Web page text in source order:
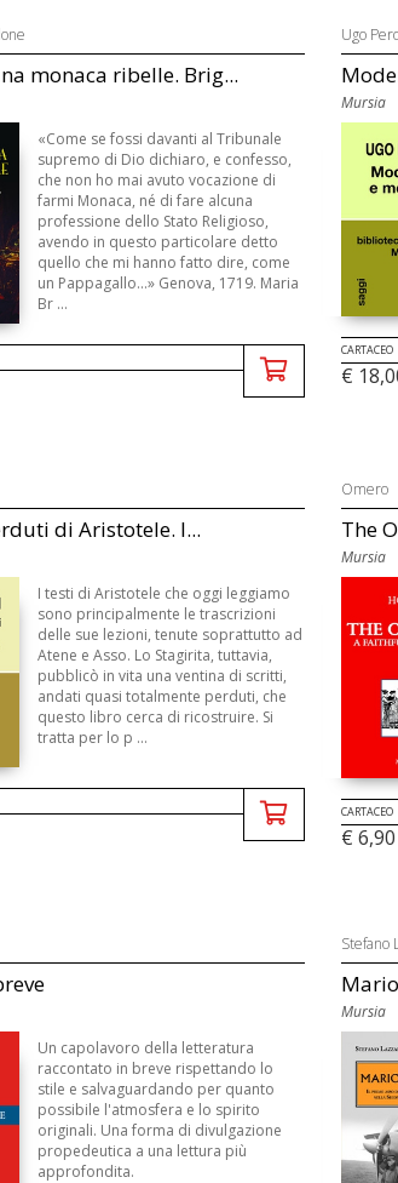
monaca ribelle. Brig...
«Come se fossi davanti al Tribunale
supremo di Dio dichiaro, e confesso,
che non ho mai avuto vocazione di
farmi Monaca, né di fare alcuna
professione dello Stato Religioso,
avendo in questo particolare detto
quello che mi hanno fatto dire, come
un Pappagallo...» Genova, 1719. Maria
Br ...
Ugo
Mursia
CARTACEO
€
di Aristotele. I...
I testi di Aristotele che oggi leggiamo
sono principalmente le trascrizioni
delle sue lezioni, tenute soprattutto ad
Atene e Asso. Lo Stagirita, tuttavia,
pubblicò in vita una ventina di scritti,
andati quasi totalmente perduti, che
questo libro cerca di ricostruire. Si
tratta per lo p ...
Omero
The
Mursia
CARTACEO
€ 6,90
Un capolavoro della letteratura
raccontato in breve rispettando lo
stile e salvaguardando per quanto
possibile l'atmosfera e lo spirito
originali. Una forma di divulgazione
propedeutica a una lettura più
approfondita.
Stefano
Mursia